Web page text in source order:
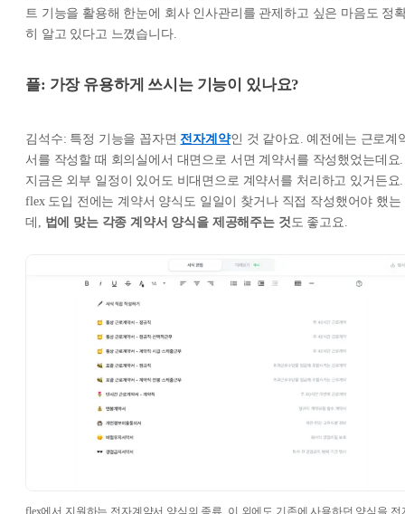
트 기능을 활용해 한눈에 회사 인사관리를 관제하고 싶은 마음도 정
히 알고 있다고 느꼈습니다.
플: 가장 유용하게 쓰시는 기능이 있나요?
김석수: 특정 기능을 꼽자면 전자계약인 것 같아요. 예전에는 근로계
서를 작성할 때 회의실에서 대면으로 서면 계약서를 작성했었는데요.
지금은 외부 일정이 있어도 비대면으로 계약서를 처리하고 있거든요.
flex 도입 전에는 계약서 양식도 일일이 찾거나 직접 작성했어야 했는
데, 법에 맞는 각종 계약서 양식을 제공해주는 것도 좋고요.